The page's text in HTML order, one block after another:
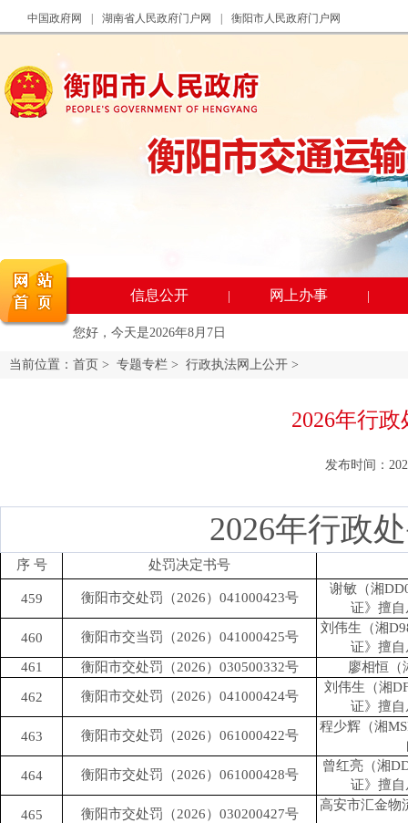
中国政府网 湖南省人民政府门户网 衡阳市人民政府门户网
信息公开 网上办事
您好，今天是2026年8月7日
当前位置： 首页 > 专题专栏 > 行政执法网上公开 >
2026年行
发布时间：
2026年行政
序 号 处罚决定书号
459 衡阳市交处罚（2026）041000423号
谢敏（湘
证》擅
460
衡阳市交当罚（2026）041000425号
刘伟生（湘
证》擅
461
衡阳市交处罚（2026）030500332号
廖相恒（
462
衡阳市交处罚（2026）041000424号
刘伟生（湘
证》擅
463
衡阳市交处罚（2026）061000422号
程少辉（湘
464
衡阳市交处罚（2026）061000428号
曾红亮（湘
证》擅
465
衡阳市交处罚（2026）030200427号
高安市汇金物